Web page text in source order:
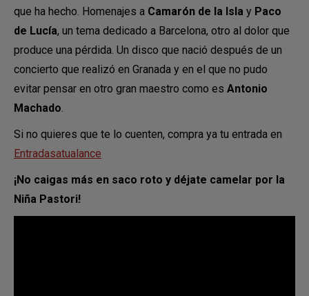
que ha hecho. Homenajes a Camarón de la Isla y Paco
de Lucía, un tema dedicado a Barcelona, otro al dolor que
produce una pérdida. Un disco que nació después de un
concierto que realizó en Granada y en el que no pudo
evitar pensar en otro gran maestro como es Antonio
Machado
Si no quieres que te lo cuenten, compra ya tu entrada en
Entradasatualance
¡No caigas más en saco roto y déjate camelar por la
Niña Pastori!